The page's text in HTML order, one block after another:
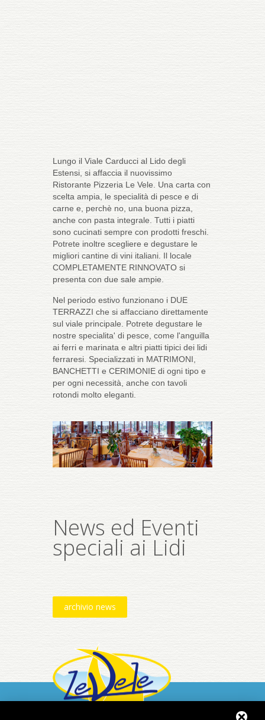
Lungo il Viale Carducci al Lido degli
Estensi, si affaccia il nuovissimo
Ristorante Pizzeria Le Vele. Una carta con
scelta ampia, le specialità di pesce e di
carne e, perchè no, una buona pizza,
anche con pasta integrale. Tutti i piatti
sono cucinati sempre con prodotti freschi.
Potrete inoltre scegliere e degustare le
migliori cantine di vini italiani. Il locale
COMPLETAMENTE RINNOVATO si
presenta con due sale ampie.
Nel periodo estivo funzionano i DUE
TERRAZZI che si affacciano direttamente
sul viale principale. Potrete degustare le
nostre specialita' di pesce, come l'anguilla
ai ferri e marinata e altri piatti tipici dei lidi
ferraresi. Specializzati in MATRIMONI,
BANCHETTI e CERIMONIE di ogni tipo e
per ogni necessità, anche con tavoli
rotondi molto eleganti.
News ed Eventi
speciali ai Lidi
archivio news